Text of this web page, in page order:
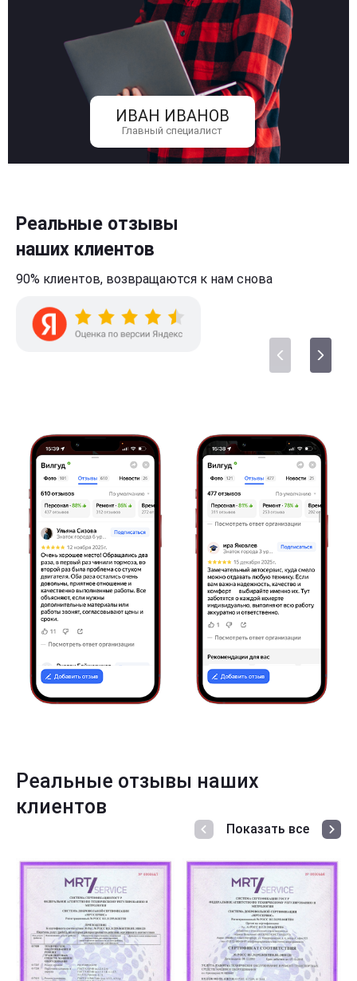
ИВАН ИВАНОВ
Главный специалист
Реальные отзывы
наших клиентов
90% клиентов, возвращаются к нам снова
Реальные отзывы наших
клиентов
Показать все